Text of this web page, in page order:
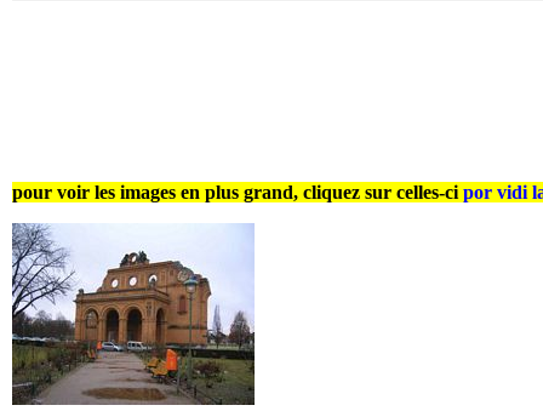
pour voir les images en plus grand, cliquez sur celles-ci por vidi